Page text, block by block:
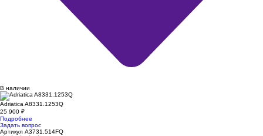
В наличии
Adriatica A8331.1253Q
25 900 ₽
Подробнее
Задать вопрос
Артикул A3731.514FQ